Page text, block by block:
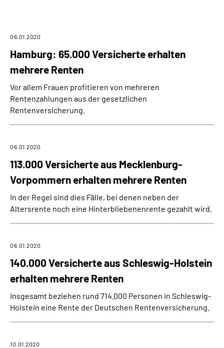
Inhalte in Gebärdensprache (DGS)
Leichte Sprache
Suche
Hamburg: 65.000 Versicherte erhalten
mehrere Renten
06.01.2020
Vor allem Frauen profitieren von mehreren
Rentenzahlungen aus der gesetzlichen
Rentenversicherung.
113.000 Versicherte aus Mecklenburg-
Vorpommern erhalten mehrere Renten
06.01.2020
In der Regel sind dies Fälle, bei denen neben der
Altersrente noch eine Hinterbliebenenrente gezahlt wird.
140.000 Versicherte aus Schleswig-Holstein
erhalten mehrere Renten
06.01.2020
Insgesamt beziehen rund 714.000 Personen in Schleswig-
Holstein eine Rente der Deutschen Rentenversicherung.
10.01.2020